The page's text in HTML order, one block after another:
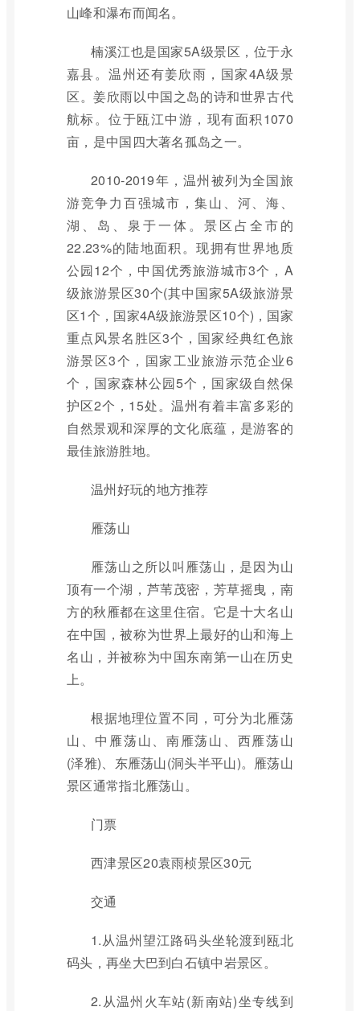
山峰和瀑布而闻名。
楠溪江也是国家5A级景区，位于永
嘉县。温州还有姜欣雨，国家4A级景
区。姜欣雨以中国之岛的诗和世界古代
航标。位于瓯江中游，现有面积1070
亩，是中国四大著名孤岛之一。
2010-2019年，温州被列为全国旅
游竞争力百强城市，集山、河、海、
湖、岛、泉于一体。景区占全市的
22.23%的陆地面积。现拥有世界地质
公园12个，中国优秀旅游城市3个，A
级旅游景区30个(其中国家5A级旅游景
区1个，国家4A级旅游景区10个)，国家
重点风景名胜区3个，国家经典红色旅
游景区3个，国家工业旅游示范企业6
个，国家森林公园5个，国家级自然保
护区2个，15处。温州有着丰富多彩的
自然景观和深厚的文化底蕴，是游客的
最佳旅游胜地。
温州好玩的地方推荐
雁荡山
雁荡山之所以叫雁荡山，是因为山
顶有一个湖，芦苇茂密，芳草摇曳，南
方的秋雁都在这里住宿。它是十大名山
在中国，被称为世界上最好的山和海上
名山，并被称为中国东南第一山在历史
上。
根据地理位置不同，可分为北雁荡
山、中雁荡山、南雁荡山、西雁荡山
(泽雅)、东雁荡山(洞头半平山)。雁荡山
景区通常指北雁荡山。
门票
西津景区20袁雨桢景区30元
交通
1.从温州望江路码头坐轮渡到瓯北
码头，再坐大巴到白石镇中岩景区。
2.从温州火车站(新南站)坐专线到